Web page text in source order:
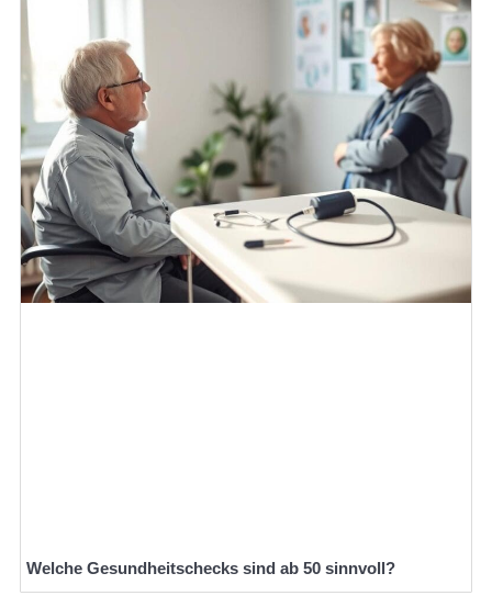
Welche Gesundheitschecks sind ab 50 sinnvoll?